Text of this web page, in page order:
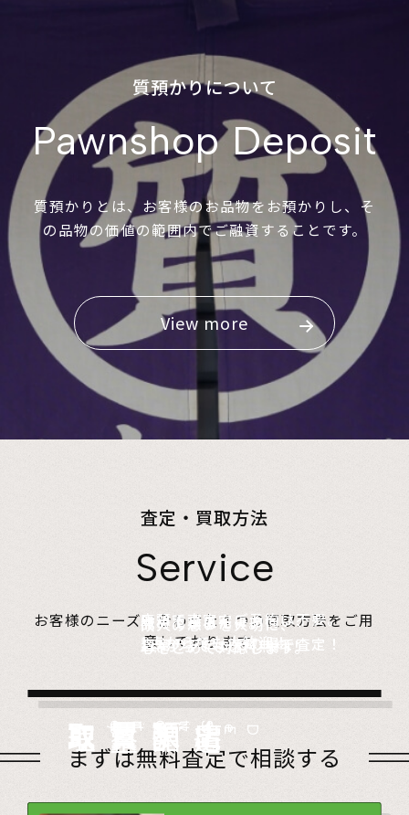
質預かりについて
Pawnshop Deposit
質預かりとは、お客様のお品物をお預かりし、そ
の品物の価値の範囲内でご融資することです。
View more
査定・買取方法
Service
お客様のニーズに合わせた４つの買取方法をご用
意しております。
Store
店頭買取
店頭で査定、ご予約は不要。
1点からでも大歓迎！
Visit
出張買取
無料でご自宅にお伺い、
査定のプロがその場で査定！
Del
i
very
宅配買取
詰めて送るだけ。
1点からでも送料無料！
Estate
遺品整理
故人の想いを大切に、
心をこめて対応します。
まずは無料査定で相談する